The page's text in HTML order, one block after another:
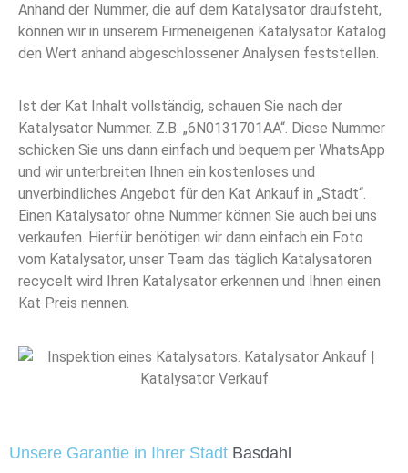
Anhand der Nummer, die auf dem Katalysator draufsteht,
können wir in unserem Firmeneigenen Katalysator Katalog
den Wert anhand abgeschlossener Analysen feststellen.
Ist der Kat Inhalt vollständig, schauen Sie nach der
Katalysator Nummer. Z.B. „6N0131701AA“. Diese Nummer
schicken Sie uns dann einfach und bequem per WhatsApp
und wir unterbreiten Ihnen ein kostenloses und
unverbindliches Angebot für den Kat Ankauf in „Stadt“.
Einen Katalysator ohne Nummer können Sie auch bei uns
verkaufen. Hierfür benötigen wir dann einfach ein Foto
vom Katalysator, unser Team das täglich Katalysatoren
recycelt wird Ihren Katalysator erkennen und Ihnen einen
Kat Preis nennen.
Unsere Garantie in Ihrer Stadt Basdahl